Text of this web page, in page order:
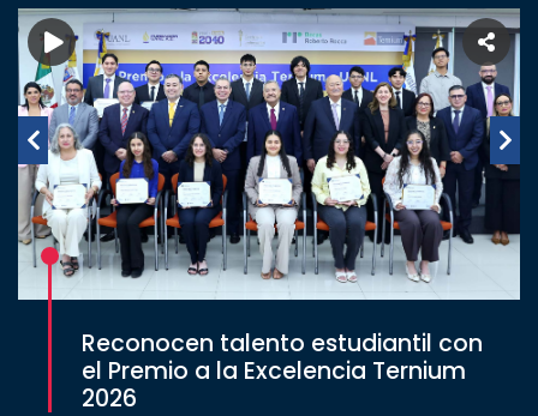
Reconocen talento estudiantil con
el Premio a la Excelencia Ternium
2026